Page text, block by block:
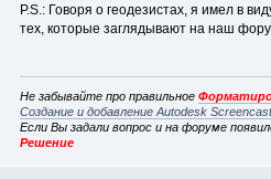
P.S.: Говоря о геодезистах, я имел в
тех, которые заглядывают на наш
Не забывайте про правильное
Создание и добавление Autodesk
Если Вы задали вопрос и на форуме
Решение